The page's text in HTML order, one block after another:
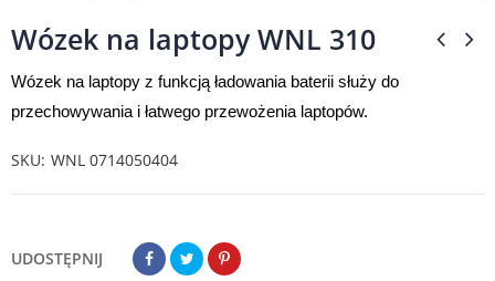
Wózek na laptopy WNL 310
Wózek na laptopy z funkcją ładowania baterii służy do
przechowywania i łatwego przewożenia laptopów.
SKU WNL 0714050404
UDOSTĘPNIJ